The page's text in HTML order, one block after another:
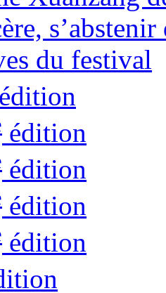
du festival
édition
édition
édition
édition
édition